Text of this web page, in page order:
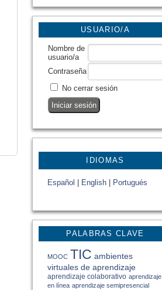
USUARIO/A
Nombre de
usuario/a
Contraseña
No cerrar sesión
IDIOMAS
Español English Portugués
PALABRAS CLAVE
MOOC TIC ambientes
virtuales de aprendizaje
aprendizaje colaborativo aprendizaje
en línea aprendizaje semipresencial